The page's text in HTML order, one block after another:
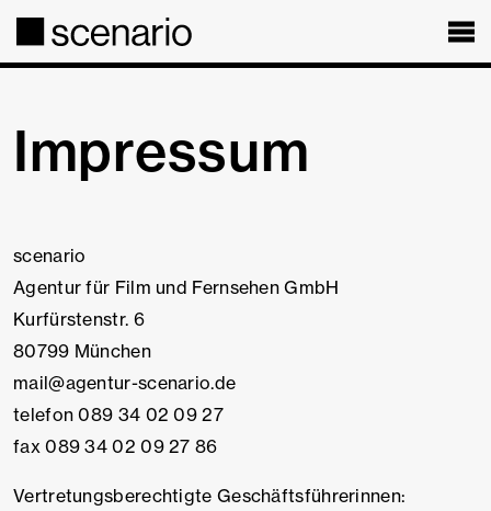
Impressum
scenario
Agentur für Film und Fernsehen GmbH
Kurfürstenstr. 6
80799 München
mail@agentur-scenario.de
telefon 089 34 02 09 27
fax 089 34 02 09 27 86
Vertretungsberechtigte Geschäftsführerinnen: